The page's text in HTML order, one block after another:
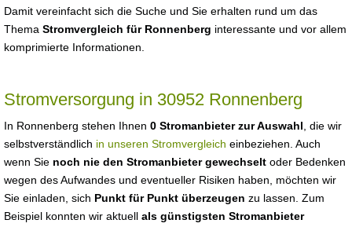
Damit vereinfacht sich die Suche und Sie erhalten rund um das
Thema Stromvergleich für Ronnenberg interessante und vor allem
komprimierte Informationen.
Stromversorgung in 30952 Ronnenberg
In Ronnenberg stehen Ihnen 0 Stromanbieter zur Auswahl , die wir
selbstverständlich in unseren Stromvergleich einbeziehen. Auch
wenn Sie noch nie den Stromanbieter gewechselt oder Bedenken
wegen des Aufwandes und eventueller Risiken haben, möchten wir
Sie einladen, sich Punkt für Punkt überzeugen zu lassen. Zum
Beispiel konnten wir aktuell als günstigsten Stromanbieter